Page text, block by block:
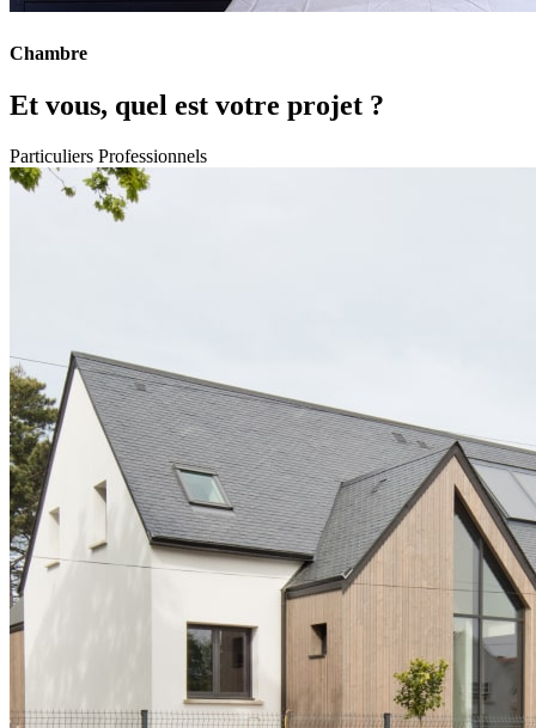
Chambre
Et vous, quel est votre projet ?
Particuliers Professionnels